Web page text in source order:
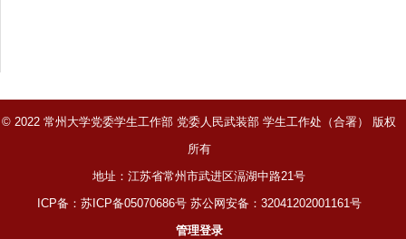
© 2022 常州大学党委学生工作部 党委人民武装部 学生工作处（合署） 版权
所有
地址：江苏省常州市武进区滆湖中路21号
ICP备：苏ICP备05070686号 苏公网安备：32041202001161号
管理登录